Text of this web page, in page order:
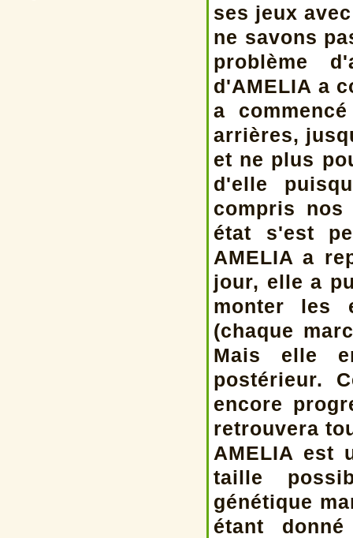
ses jeux
ne savons
problème
d'AMELIA a
a
arrières,
et ne plus
d'elle
compris
état s'est
AMELIA a
jour, elle a
monter les
(chaque
Mais elle
postérieur.
encore
retrouvera
AMELIA est
taille
génétique
étant